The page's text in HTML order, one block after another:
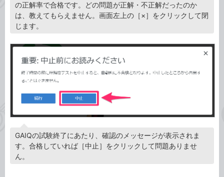
の正解率で合格です。どの問題が正解・不正解だったのか
は、教えてもらえません。画面左上の［×］をクリックして閉
じます。
GAIQの試験終了にあたり、確認のメッセージが表示されま
す。合格していれば［中止］をクリックして問題ありませ
ん。